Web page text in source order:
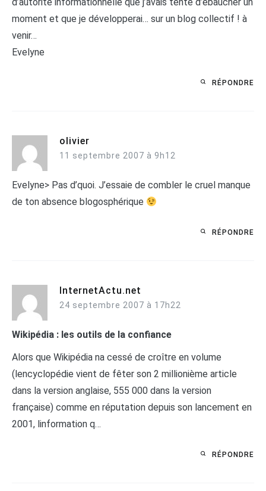
d’autorité informationnelle que j’avais tenté d’ébaucher un
moment et que je développerai… sur un blog collectif ! à
venir…
Evelyne
RÉPONDRE
olivier
11 septembre 2007 à 9h12
Evelyne> Pas d’quoi. J’essaie de combler le cruel manque
de ton absence blogosphérique
RÉPONDRE
InternetActu.net
24 septembre 2007 à 17h22
Wikipédia : les outils de la confiance
Alors que Wikipédia na cessé de croître en volume
(lencyclopédie vient de fêter son 2 millionième article
dans la version anglaise, 555 000 dans la version
française) comme en réputation depuis son lancement en
2001, linformation q…
RÉPONDRE